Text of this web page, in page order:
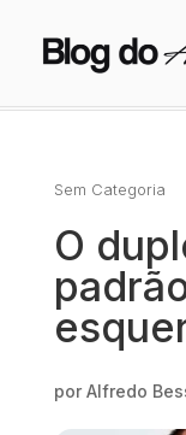
Sem Categoria
O
por Alfredo